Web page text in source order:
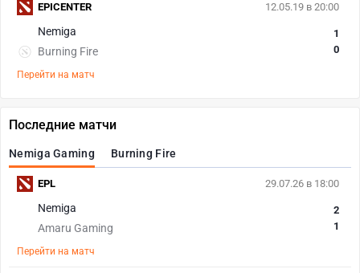
12.05.19 в 20:00
Nemiga
Burning Fire
1
0
Перейти на матч
EPICENTER
Последние матчи
Nemiga Gaming Burning Fire
29.07.26 в 18:00
Nemiga
Amaru Gaming
2
1
Перейти на матч
EPL